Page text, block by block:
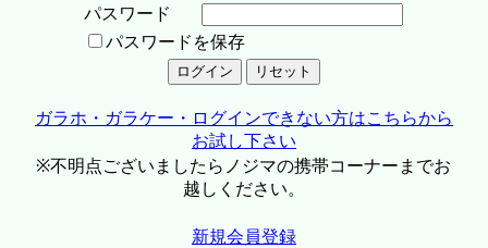
パスワード
パスワードを保存
ガラホ・ガラケー・ログインできない方はこちらから
お試し下さい
※不明点ございましたらノジマの携帯コーナーまでお
越しください。
新規会員登録